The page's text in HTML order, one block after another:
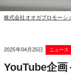
株式会社オオガプロモーシ
2025年04月25日 ニュース
YouTube企